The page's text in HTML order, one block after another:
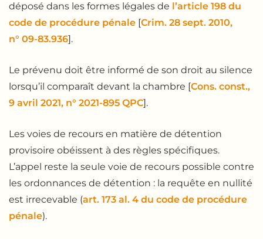
déposé dans les formes légales de l’article 198 du
code de procédure pénale [Crim. 28 sept. 2010,
n° 09-83.936].
Le prévenu doit être informé de son droit au silence
lorsqu’il comparaît devant la chambre [Cons. const.,
9 avril 2021, n° 2021-895 QPC].
Les voies de recours en matière de détention
provisoire obéissent à des règles spécifiques.
L’appel reste la seule voie de recours possible contre
les ordonnances de détention : la requête en nullité
est irrecevable (art. 173 al. 4 du code de procédure
pénale).